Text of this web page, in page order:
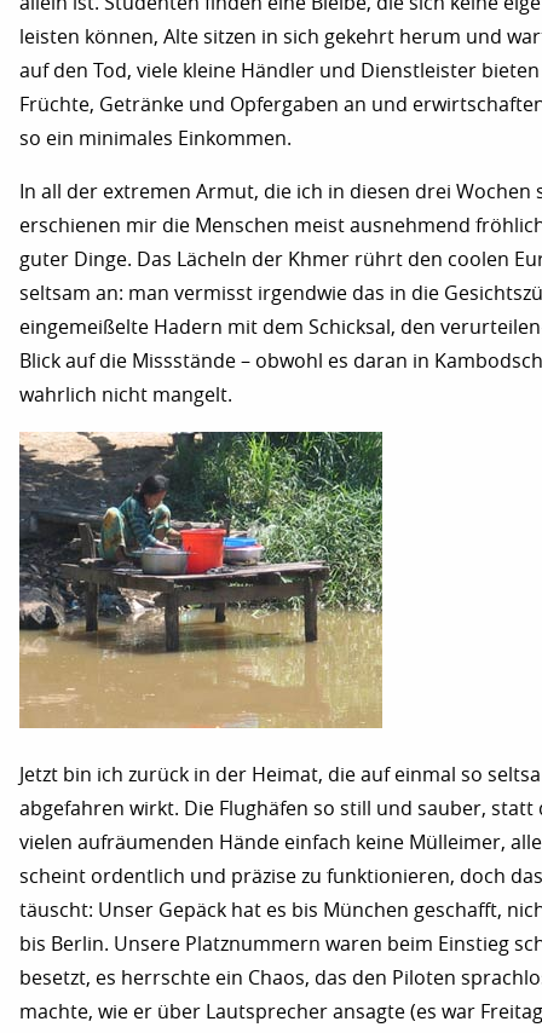
leisten können, Alte sitzen in sich gekehrt herum und
auf den Tod, viele kleine Händler und Dienstleister
Früchte, Getränke und Opfergaben an und
so ein minimales Einkommen.
In all der extremen Armut, die ich in diesen drei Wochen
erschienen mir die Menschen meist ausnehmend
guter Dinge. Das Lächeln der Khmer rührt den coolen
seltsam an: man vermisst irgendwie das in die
eingemeißelte Hadern mit dem Schicksal, den
Blick auf die Missstände – obwohl es daran in
wahrlich nicht mangelt.
Jetzt bin ich zurück in der Heimat, die auf einmal so
abgefahren wirkt. Die Flughäfen so still und sauber, statt
vielen aufräumenden Hände einfach keine Mülleimer,
scheint ordentlich und präzise zu funktionieren, doch das
täuscht: Unser Gepäck hat es bis München geschafft,
bis Berlin. Unsere Platznummern waren beim Einstieg
besetzt, es herrschte ein Chaos, das den Piloten
machte, wie er über Lautsprecher ansagte (es war Freitag